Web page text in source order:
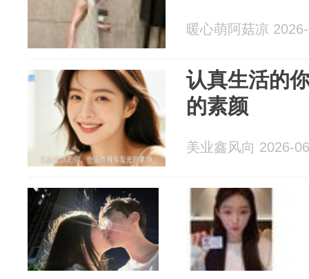
暖心萌阿菇凉
认真生活的
的素颜
美业鑫风向 2026-